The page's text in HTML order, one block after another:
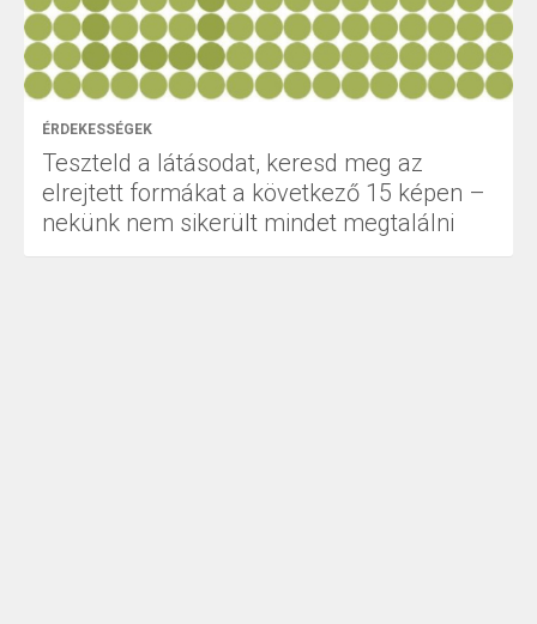
ÉRDEKESSÉGEK
Teszteld a látásodat, keresd meg az
elrejtett formákat a következő 15 képen –
nekünk nem sikerült mindet megtalálni